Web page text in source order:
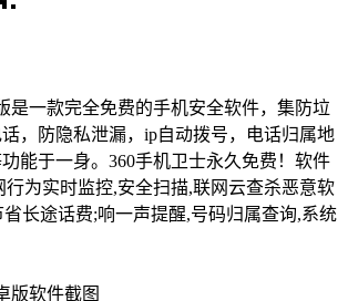
是一款完全免费的手机安全软件，集防垃
，防隐私泄漏，ip自动拨号，电话归属地
能于一身。360手机卫士永久免费！软件
行为实时监控,安全扫描,联网云查杀恶意软
长途话费;响一声提醒,号码归属查询,系统